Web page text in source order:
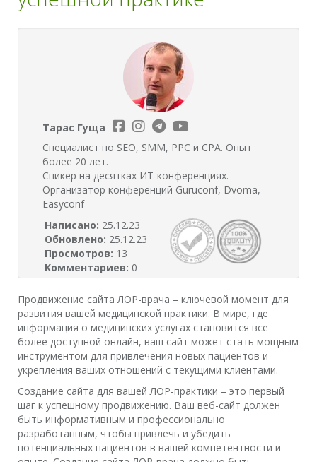
Тарас Гуща
Специалист по SEO, SMM, PPC и CPA. Опыт
более 20 лет.
Спикер на десятках ИТ-конференциях.
Организатор конференций Guruconf, Dvoma,
Easyconf
Написано: 25.12.23
Обновлено: 25.12.23
Просмотров: 13
Комментариев: 0
Продвижение сайта ЛОР-врача – ключевой момент для
развития вашей медицинской практики. В мире, где
информация о медицинских услугах становится все
более доступной онлайн, ваш сайт может стать мощным
инструментом для привлечения новых пациентов и
укрепления ваших отношений с текущими клиентами.
Создание сайта для вашей ЛОР-практики – это первый
шаг к успешному продвижению. Ваш веб-сайт должен
быть информативным и профессионально
разработанным, чтобы привлечь и убедить
потенциальных пациентов в вашей компетентности и